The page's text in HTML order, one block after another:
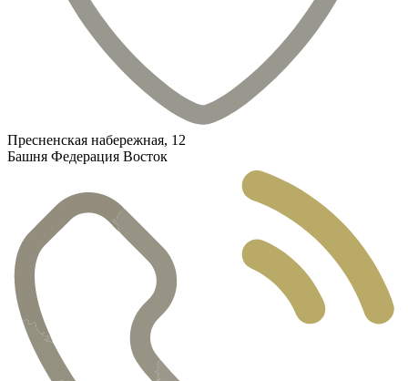
Пресненская набережная, 12
Башня Федерация Восток